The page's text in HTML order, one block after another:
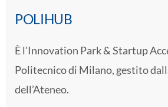
POLIHUB
È l’Innovation Park & Startup
Politecnico di Milano, gestito
dell’Ateneo.